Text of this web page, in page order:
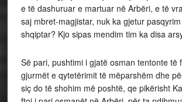
e të dashuruar e martuar në Arbëri, e të
saj mbret-magjistar, nuk ka gjetur
shqiptar? Kjo sipas mendim tim ka disa
Së pari, pushtimi i gjatë osman tentonte të
gjurmët e qytetërimit të mëparshëm dhe
siç do të shohim më poshtë, qe pikërisht